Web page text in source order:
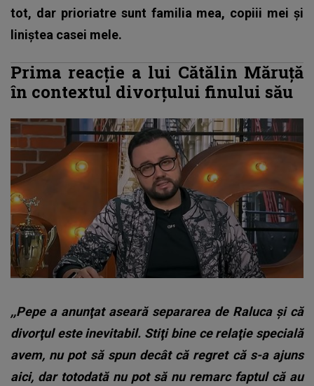
tot, dar prioriatre sunt familia mea, copiii mei și
liniștea casei mele.
Prima reacție a lui Cătălin Măruță
în contextul divorțului finului său
,,Pepe a anunţat aseară separarea de Raluca şi că
divorţul este inevitabil. Stiţi bine ce relaţie specială
avem, nu pot să spun decât că regret că s-a ajuns
aici, dar totodată nu pot să nu remarc faptul că au